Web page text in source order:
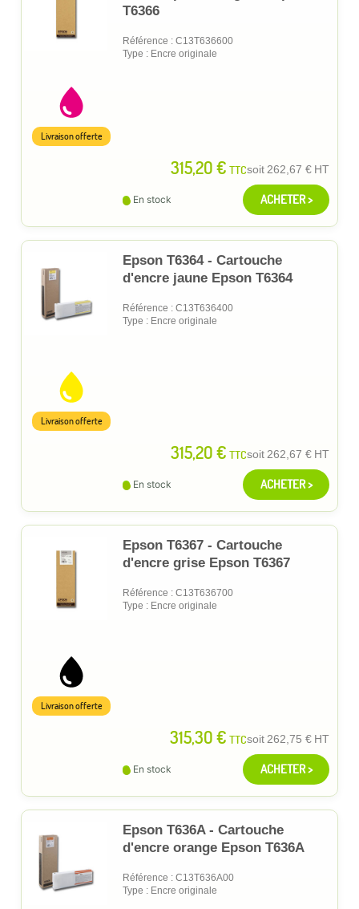
T6366
Référence : C13T636600
Type : Encre originale
315,20 € TTCsoit262,67 € HT
Livraison offerte
En stock ACHETER >
Epson T6364 - Cartouche
d'encre jaune Epson T6364
Référence : C13T636400
Type : Encre originale
315,20 € TTCsoit262,67 € HT
Livraison offerte
En stock ACHETER >
Epson T6367 - Cartouche
d'encre grise Epson T6367
Référence : C13T636700
Type : Encre originale
315,30 € TTCsoit262,75 € HT
Livraison offerte
En stock ACHETER >
Epson T636A - Cartouche
d'encre orange Epson T636A
Référence : C13T636A00
Type : Encre originale